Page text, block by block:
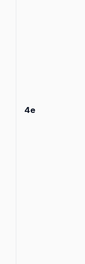
4e